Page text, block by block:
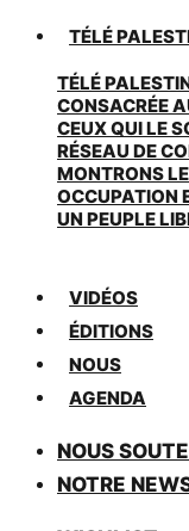
TÉLÉ
TÉLÉ
CONSACRÉE
CEUX QUI LE
RÉSEAU DE
MONTRONS
OCCUPATION
UN PEUPLE
VIDÉOS
ÉDITIONS
NOUS
AGENDA
NOUS
NOTRE